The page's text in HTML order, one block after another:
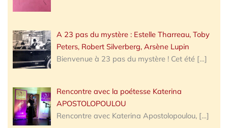
A 23 pas du mystère : Estelle Tharreau, Toby
Peters, Robert Silverberg, Arsène Lupin
Bienvenue à 23 pas du mystère ! Cet été […]
Rencontre avec la poétesse Katerina
APOSTOLOPOULOU
Rencontre avec Katerina Apostolopoulou, […]